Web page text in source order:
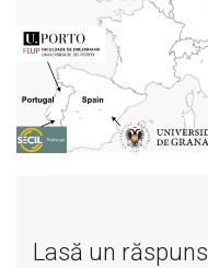
Lasă un răspuns